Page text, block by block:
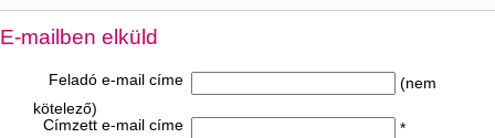
E-mailben elküld
Feladó e-mail címe
(nem
kötelező)
Címzett e-mail címe
*